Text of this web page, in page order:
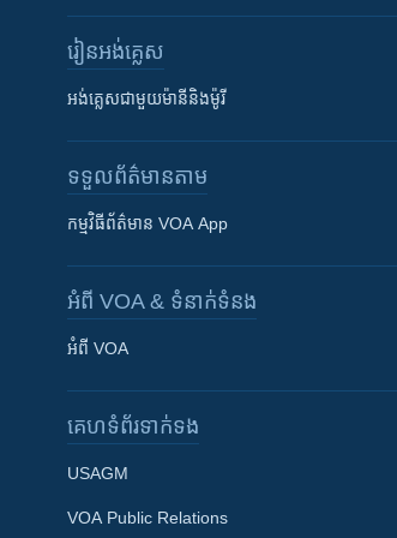
រៀន​​អង់គ្លេស
អង់គ្លេស​ជាមួយ​ម៉ានី​និង​ម៉ូរី
ទទួល​ព័ត៌មាន​តាម
កម្មវិធី​ព័ត៌មាន VOA App
អំពី​ VOA & ទំនាក់ទំនង
អំពី​ VOA
គេហទំព័រ​​ទាក់ទង
USAGM
VOA Public Relations